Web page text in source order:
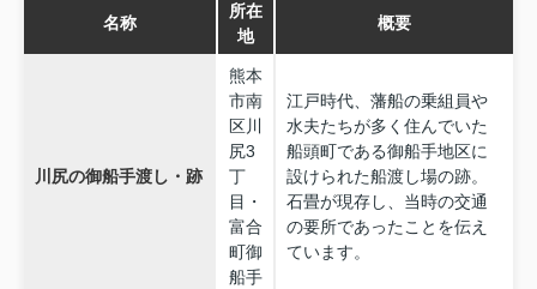
名称
所在
地
概要
川尻の御船手渡し・跡
熊本
市南
区川
尻3
丁
目・
富合
町御
船手
江戸時代、藩船の乗組員や
水夫たちが多く住んでいた
船頭町である御船手地区に
設けられた船渡し場の跡。
石畳が現存し、当時の交通
の要所であったことを伝え
ています。